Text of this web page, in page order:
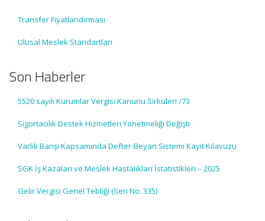
Transfer Fiyatlandırması
Ulusal Meslek Standartları
Son Haberler
5520 sayılı Kurumlar Vergisi Kanunu Sirküleri /73
Sigortacılık Destek Hizmetleri Yönetmeliği Değişti
Varlık Barışı Kapsamında Defter-Beyan Sistemi Kayıt Kılavuzu
SGK İş Kazaları ve Meslek Hastalıkları İstatistikleri – 2025
Gelir Vergisi Genel Tebliği (Seri No: 335)